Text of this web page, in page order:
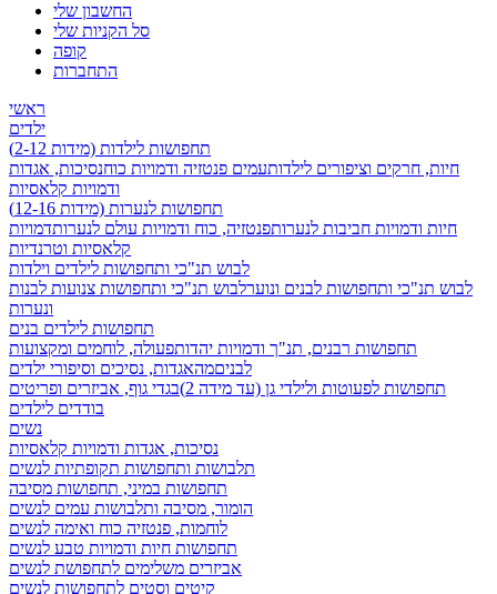
החשבון שלי
סל הקניות שלי
קופה
התחברות
ראשי
ילדים
תחפושות לילדות (מידות 2-12)
חיות, חרקים וציפורים לילדותעמים פנטזיה ודמויות כוחנסיכות, אגדות
ודמויות קלאסיות
תחפושות לנערות (מידות 12-16)
חיות ודמויות חביבות לנערותפנטזיה, כוח ודמויות עולם לנערותדמויות
קלאסיות וטרנדיות
לבוש תנ"כי ותחפושות לילדים וילדות
לבוש תנ"כי ותחפושות לבנים ונוערלבוש תנ"כי ותחפושות צנועות לבנות
ונערות
תחפושות לילדים בנים
תחפושות רבנים, תנ"ך ודמויות יהדותפעולה, לוחמים ומקצועות
לבניםמהאגדות, נסיכים וסיפורי ילדים
תחפושות לפעוטות ולילדי גן (עד מידה 2)
בגדי גוף, אביזרים ופריטים
בודדים לילדים
נשים
נסיכות, אגדות ודמויות קלאסיות
תלבושות ותחפושות תקופתיות לנשים
תחפושות במיני, תחפושות מסיבה
הומור, מסיבה ותלבושות עמים לנשים
לוחמות, פנטזיה כוח ואימה לנשים
תחפושות חיות ודמויות טבע לנשים
אביזרים משלימים לתחפושת לנשים
קיטים וסטים לתחפושות לנשים